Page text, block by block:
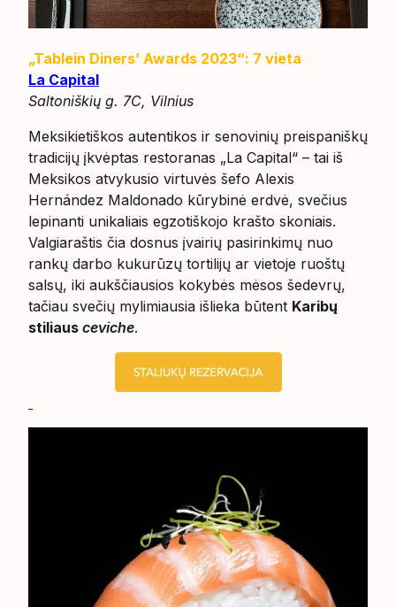
„Tablein Diners’ Awards 2023“: 7 vieta
La Capital
Saltoniškių g. 7C, Vilnius
Meksikietiškos autentikos ir senovinių preispaniškų
tradicijų įkvėptas restoranas „La Capital“ – tai iš
Meksikos atvykusio virtuvės šefo Alexis
Hernández Maldonado kūrybinė erdvė, svečius
lepinanti unikaliais egzotiškojo krašto skoniais.
Valgiaraštis čia dosnus įvairių pasirinkimų nuo
rankų darbo kukurūzų tortilijų ar vietoje ruoštų
salsų, iki aukščiausios kokybės mėsos šedevrų,
tačiau svečių mylimiausia išlieka būtent Karibų
stiliaus ceviche.